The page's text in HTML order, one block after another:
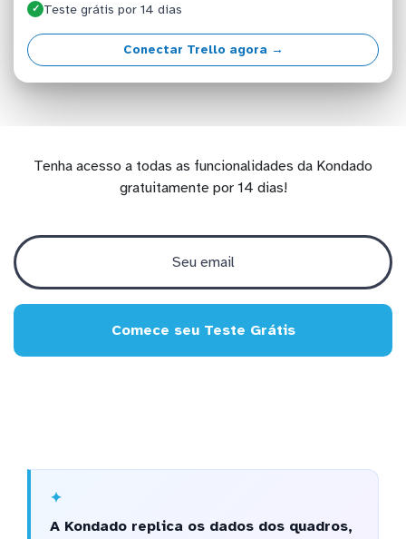
✓ Teste grátis por 14 dias
Conectar Trello agora →
Tenha acesso a todas as funcionalidades da Kondado
gratuitamente por 14 dias!
Comece seu Teste Grátis
A Kondado replica os dados dos quadros,